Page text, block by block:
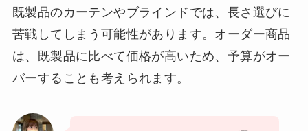
既製品のカーテンやブラインドでは、長さ選びに
苦戦してしまう可能性があります。オーダー商品
は、既製品に比べて価格が高いため、予算がオー
バーすることも考えられます。